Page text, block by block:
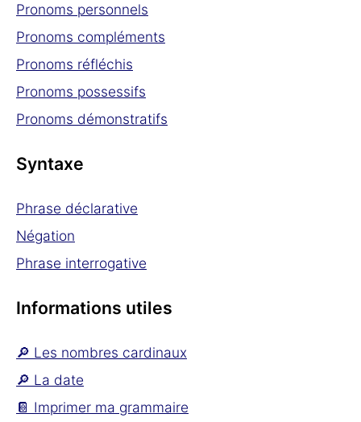
Pronoms personnels
Pronoms compléments
Pronoms réfléchis
Pronoms possessifs
Pronoms démonstratifs
Syntaxe
Phrase déclarative
Négation
Phrase interrogative
Informations utiles
🔎 Les nombres cardinaux
🔎 La date
📔 Imprimer ma grammaire